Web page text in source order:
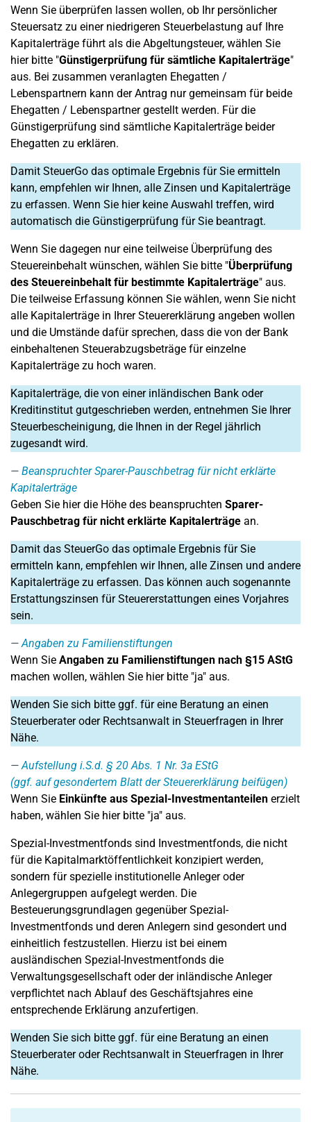
Wenn Sie überprüfen lassen wollen, ob Ihr persönlicher
Steuersatz zu einer niedrigeren Steuerbelastung auf Ihre
Kapitalerträge führt als die Abgeltungsteuer, wählen Sie
hier bitte "Günstigerprüfung für sämtliche Kapitalerträge"
aus. Bei zusammen veranlagten Ehegatten /
Lebenspartnern kann der Antrag nur gemeinsam für beide
Ehegatten / Lebenspartner gestellt werden. Für die
Günstigerprüfung sind sämtliche Kapitalerträge beider
Ehegatten zu erklären.
Damit SteuerGo das optimale Ergebnis für Sie ermitteln
kann, empfehlen wir Ihnen, alle Zinsen und Kapitalerträge
zu erfassen. Wenn Sie hier keine Auswahl treffen, wird
automatisch die Günstigerprüfung für Sie beantragt.
Wenn Sie dagegen nur eine teilweise Überprüfung des
Steuereinbehalt wünschen, wählen Sie bitte "Überprüfung
des Steuereinbehalt für bestimmte Kapitalerträge" aus.
Die teilweise Erfassung können Sie wählen, wenn Sie nicht
alle Kapitalerträge in Ihrer Steuererklärung angeben wollen
und die Umstände dafür sprechen, dass die von der Bank
einbehaltenen Steuerabzugsbeträge für einzelne
Kapitalerträge zu hoch waren.
Kapitalerträge, die von einer inländischen Bank oder
Kreditinstitut gutgeschrieben werden, entnehmen Sie Ihrer
Steuerbescheinigung, die Ihnen in der Regel jährlich
zugesandt wird.
Beanspruchter Sparer-Pauschbetrag für nicht erklärte
Kapitalerträge
Geben Sie hier die Höhe des beanspruchten Sparer-
Pauschbetrag für nicht erklärte Kapitalerträge an.
Damit das SteuerGo das optimale Ergebnis für Sie
ermitteln kann, empfehlen wir Ihnen, alle Zinsen und andere
Kapitalerträge zu erfassen. Das können auch sogenannte
Erstattungszinsen für Steuererstattungen eines Vorjahres
sein.
Angaben zu Familienstiftungen
Wenn Sie Angaben zu Familienstiftungen nach §15 AStG
machen wollen, wählen Sie hier bitte "ja" aus.
Wenden Sie sich bitte ggf. für eine Beratung an einen
Steuerberater oder Rechtsanwalt in Steuerfragen in Ihrer
Nähe.
Aufstellung i.S.d. § 20 Abs. 1 Nr. 3a EStG
(ggf. auf gesondertem Blatt der Steuererklärung beifügen)
Wenn Sie Einkünfte aus Spezial-Investmentanteilen erzielt
haben, wählen Sie hier bitte "ja" aus.
Spezial-Investmentfonds sind Investmentfonds, die nicht
für die Kapitalmarktöffentlichkeit konzipiert werden,
sondern für spezielle institutionelle Anleger oder
Anlegergruppen aufgelegt werden. Die
Besteuerungsgrundlagen gegenüber Spezial-
Investmentfonds und deren Anlegern sind gesondert und
einheitlich festzustellen. Hierzu ist bei einem
ausländischen Spezial-Investmentfonds die
Verwaltungsgesellschaft oder der inländische Anleger
verpflichtet nach Ablauf des Geschäftsjahres eine
entsprechende Erklärung anzufertigen.
Wenden Sie sich bitte ggf. für eine Beratung an einen
Steuerberater oder Rechtsanwalt in Steuerfragen in Ihrer
Nähe.